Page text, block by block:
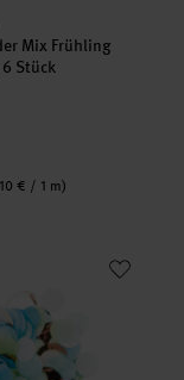
Mix Frühling
6 Stück
€ / 1 m)
grün Mix 20g